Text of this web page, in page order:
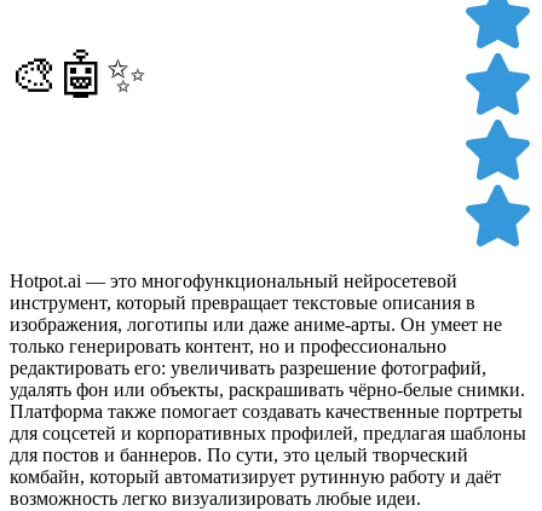
🎨🤖✨
Hotpot.ai — это многофункциональный нейросетевой
инструмент, который превращает текстовые описания в
изображения, логотипы или даже аниме-арты. Он умеет не
только генерировать контент, но и профессионально
редактировать его: увеличивать разрешение фотографий,
удалять фон или объекты, раскрашивать чёрно-белые снимки.
Платформа также помогает создавать качественные портреты
для соцсетей и корпоративных профилей, предлагая шаблоны
для постов и баннеров. По сути, это целый творческий
комбайн, который автоматизирует рутинную работу и даёт
возможность легко визуализировать любые идеи.